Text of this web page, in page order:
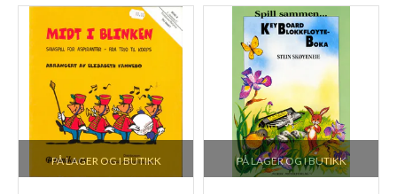
PÅ LAGER OG I BUTIKK PÅ LAGER OG I BUTIKK